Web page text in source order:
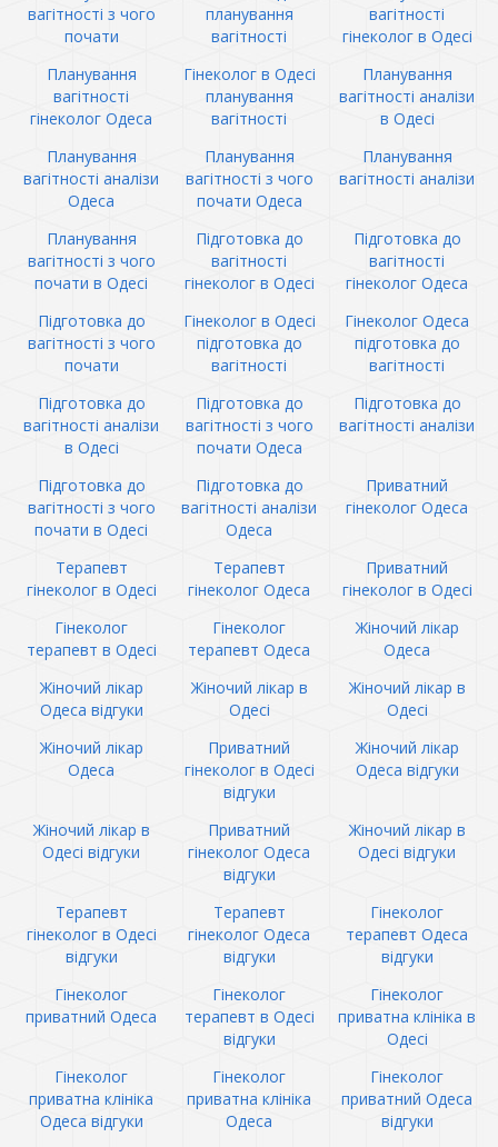
вагітності з чого
почати
планування
вагітності
вагітності
гінеколог в Одесі
Планування
вагітності
гінеколог Одеса
Гінеколог в Одесі
планування
вагітності
Планування
вагітності аналізи
в Одесі
Планування
вагітності аналізи
Одеса
Планування
вагітності з чого
почати Одеса
Планування
вагітності аналізи
Планування
вагітності з чого
почати в Одесі
Підготовка до
вагітності
гінеколог в Одесі
Підготовка до
вагітності
гінеколог Одеса
Підготовка до
вагітності з чого
почати
Гінеколог в Одесі
підготовка до
вагітності
Гінеколог Одеса
підготовка до
вагітності
Підготовка до
вагітності аналізи
в Одесі
Підготовка до
вагітності з чого
почати Одеса
Підготовка до
вагітності аналізи
Підготовка до
вагітності з чого
почати в Одесі
Підготовка до
вагітності аналізи
Одеса
Приватний
гінеколог Одеса
Терапевт
гінеколог в Одесі
Терапевт
гінеколог Одеса
Приватний
гінеколог в Одесі
Гінеколог
терапевт в Одесі
Гінеколог
терапевт Одеса
Жіночий лікар
Одеса
Жіночий лікар
Одеса відгуки
Жіночий лікар в
Одесі
Жіночий лікар в
Одесі
Жіночий лікар
Одеса
Приватний
гінеколог в Одесі
відгуки
Жіночий лікар
Одеса відгуки
Жіночий лікар в
Одесі відгуки
Приватний
гінеколог Одеса
відгуки
Жіночий лікар в
Одесі відгуки
Терапевт
гінеколог в Одесі
відгуки
Терапевт
гінеколог Одеса
відгуки
Гінеколог
терапевт Одеса
відгуки
Гінеколог
приватний Одеса
Гінеколог
терапевт в Одесі
відгуки
Гінеколог
приватна клініка в
Одесі
Гінеколог
приватна клініка
Одеса відгуки
Гінеколог
приватна клініка
Одеса
Гінеколог
приватний Одеса
відгуки